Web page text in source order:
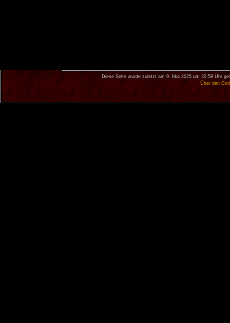
Diese Seite wurde zuletzt am 9. Mai 2025 um 20:58 Uhr
Über den